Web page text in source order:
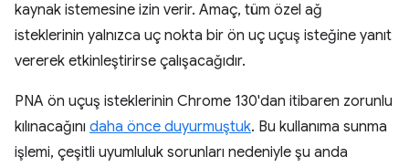
kaynak istemesine izin verir. Amaç, tüm özel ağ
isteklerinin yalnızca uç nokta bir ön uç uçuş isteğine yanıt
vererek etkinleştirirse çalışacağıdır.
PNA ön uçuş isteklerinin Chrome 130'dan itibaren zorunlu
kılınacağını daha önce duyurmuştuk. Bu kullanıma sunma
işlemi, çeşitli uyumluluk sorunları nedeniyle şu anda